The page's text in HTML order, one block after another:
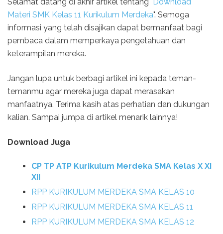
Materi SMK Kelas 11 Kurikulum Merdeka". Semoga
informasi yang telah disajikan dapat bermanfaat bagi
pembaca dalam memperkaya pengetahuan dan
keterampilan mereka.
Jangan lupa untuk berbagi artikel ini kepada teman-
temanmu agar mereka juga dapat merasakan
manfaatnya. Terima kasih atas perhatian dan dukungan
kalian. Sampai jumpa di artikel menarik lainnya!
Download Juga
CP TP ATP Kurikulum Merdeka SMA Kelas X XI
XII
RPP KURIKULUM MERDEKA SMA KELAS 10
RPP KURIKULUM MERDEKA SMA KELAS 11
RPP KURIKULUM MERDEKA SMA KELAS 12